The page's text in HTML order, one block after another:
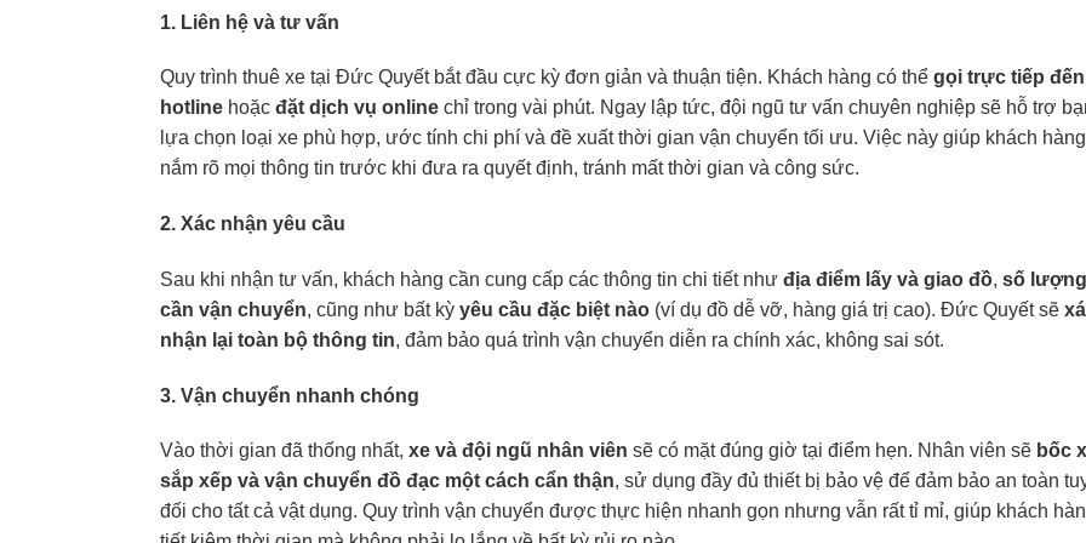
1. Liên hệ và tư vấn
Quy trình thuê xe tại Đức Quyết bắt đầu cực kỳ đơn giản và thuận tiện. Khách hàng có thể gọi trực tiếp đến
hotline hoặc đặt dịch vụ online chỉ trong vài phút. Ngay lập tức, đội ngũ tư vấn chuyên nghiệp sẽ hỗ trợ
lựa chọn loại xe phù hợp, ước tính chi phí và đề xuất thời gian vận chuyển tối ưu. Việc này giúp khách hàng
nắm rõ mọi thông tin trước khi đưa ra quyết định, tránh mất thời gian và công sức.
2. Xác nhận yêu cầu
Sau khi nhận tư vấn, khách hàng cần cung cấp các thông tin chi tiết như địa điểm lấy và giao đồ, số
cần vận chuyển, cũng như bất kỳ yêu cầu đặc biệt nào (ví dụ đồ dễ vỡ, hàng giá trị cao). Đức Quyết sẽ
nhận lại toàn bộ thông tin, đảm bảo quá trình vận chuyển diễn ra chính xác, không sai sót.
3. Vận chuyển nhanh chóng
Vào thời gian đã thống nhất, xe và đội ngũ nhân viên sẽ có mặt đúng giờ tại điểm hẹn. Nhân viên sẽ bốc
sắp xếp và vận chuyển đồ đạc một cách cẩn thận, sử dụng đầy đủ thiết bị bảo vệ để đảm bảo an toàn
đối cho tất cả vật dụng. Quy trình vận chuyển được thực hiện nhanh gọn nhưng vẫn rất tỉ mỉ, giúp khách